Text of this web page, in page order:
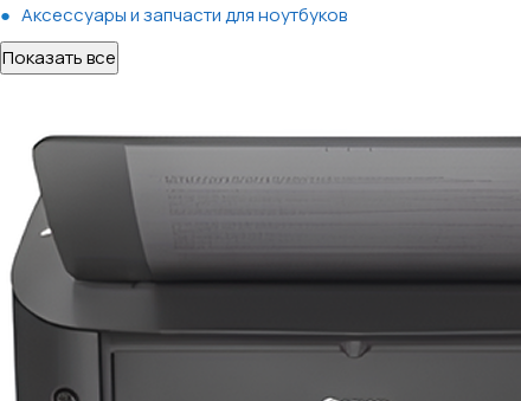
Аксессуары и запчасти для ноутбуков
Показать все